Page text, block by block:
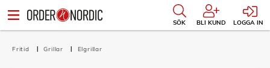
SÖK BLI KUND LOGGA IN
Fritid Grillar Elgrillar